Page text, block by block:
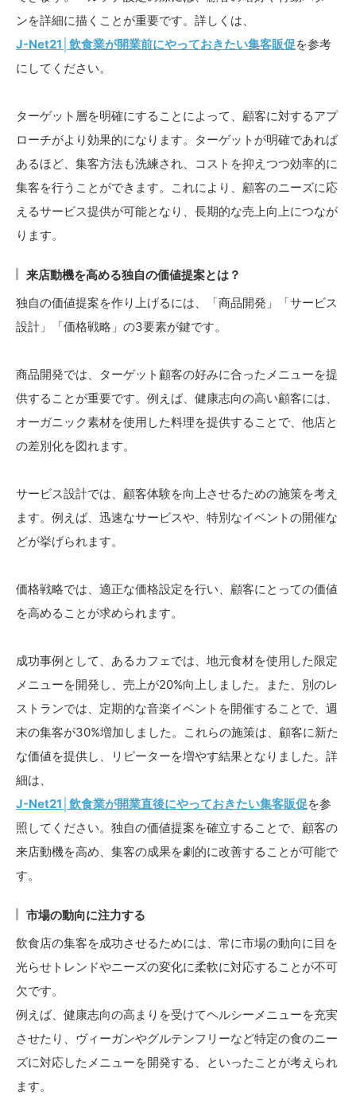
ンを詳細に描くことが重要です。詳しくは、
J-Net21│飲食業が開業前にやっておきたい集客販促を参考
にしてください。
ターゲット層を明確にすることによって、顧客に対するアプ
ローチがより効果的になります。ターゲットが明確であれば
あるほど、集客方法も洗練され、コストを抑えつつ効率的に
集客を行うことができます。これにより、顧客のニーズに応
えるサービス提供が可能となり、長期的な売上向上につなが
ります。
来店動機を高める独自の価値提案とは？
独自の価値提案を作り上げるには、「商品開発」「サービス
設計」「価格戦略」の3要素が鍵です。
商品開発では、ターゲット顧客の好みに合ったメニューを提
供することが重要です。例えば、健康志向の高い顧客には、
オーガニック素材を使用した料理を提供することで、他店と
の差別化を図れます。
サービス設計では、顧客体験を向上させるための施策を考え
ます。例えば、迅速なサービスや、特別なイベントの開催な
どが挙げられます。
価格戦略では、適正な価格設定を行い、顧客にとっての価値
を高めることが求められます。
成功事例として、あるカフェでは、地元食材を使用した限定
メニューを開発し、売上が20%向上しました。また、別のレ
ストランでは、定期的な音楽イベントを開催することで、週
末の集客が30%増加しました。これらの施策は、顧客に新た
な価値を提供し、リピーターを増やす結果となりました。詳
細は、
J-Net21│飲食業が開業直後にやっておきたい集客販促を参
照してください。独自の価値提案を確立することで、顧客の
来店動機を高め、集客の成果を劇的に改善することが可能で
す。
市場の動向に注力する
飲食店の集客を成功させるためには、常に市場の動向に目を
光らせトレンドやニーズの変化に柔軟に対応することが不可
欠です。
例えば、健康志向の高まりを受けてヘルシーメニューを充実
させたり、ヴィーガンやグルテンフリーなど特定の食のニー
ズに対応したメニューを開発する、といったことが考えられ
ます。